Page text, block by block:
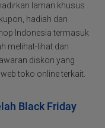
laman khusus
hadiah dan
Indonesia termasuk
melihat-lihat dan
diskon yang
toko online terkait.
Black Friday